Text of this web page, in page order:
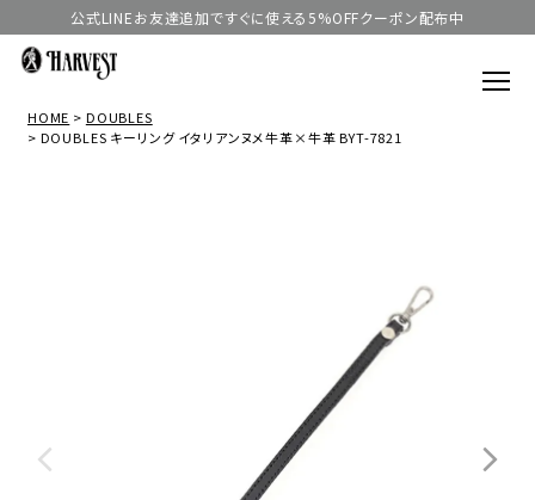
公式LINEお友達追加ですぐに使える5%OFFクーポン配布中
HOME
DOUBLES
DOUBLES キーリング イタリアンヌメ牛革×牛革 BYT-7821